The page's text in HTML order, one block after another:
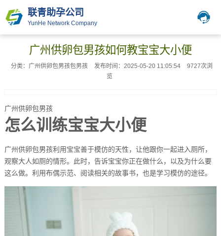
联青助孕公司
YunHe Network Company
广州供卵包男孩如何教宝宝大小便
分类：广州供卵包男孩包男孩 发布时间：2025-05-20 11:05:54
9727次浏
览
广州供卵包男孩
怎么训练宝宝大小便
广州供卵包男孩利用宝宝善于模仿的天性，让他跟你一起进入厕所，
观察大人如厕的情形。此时，告诉宝宝你正在做什么，以及为什么要
这么做。利用布偶示范、阅读相关的故事书，也是学习模仿的途径。